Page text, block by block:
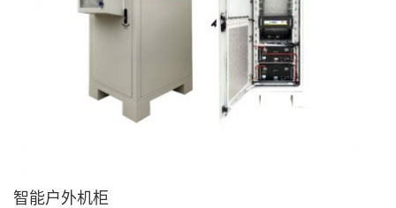
智能户外机柜